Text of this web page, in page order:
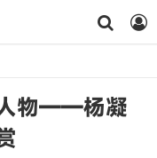
物——杨凝